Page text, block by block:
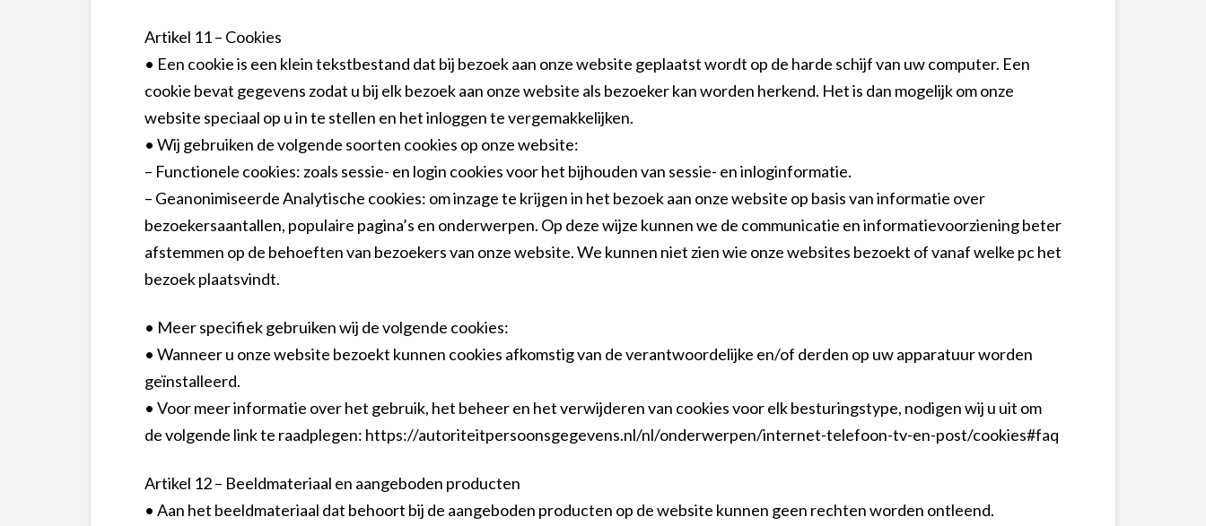
Artikel 11 – Cookies
• Een cookie is een klein tekstbestand dat bij bezoek aan onze website geplaatst wordt op de harde schijf van uw computer. Een
cookie bevat gegevens zodat u bij elk bezoek aan onze website als bezoeker kan worden herkend. Het is dan mogelijk om onze
website speciaal op u in te stellen en het inloggen te vergemakkelijken.
• Wij gebruiken de volgende soorten cookies op onze website:
– Functionele cookies: zoals sessie- en login cookies voor het bijhouden van sessie- en inloginformatie.
– Geanonimiseerde Analytische cookies: om inzage te krijgen in het bezoek aan onze website op basis van informatie over
bezoekersaantallen, populaire pagina’s en onderwerpen. Op deze wijze kunnen we de communicatie en informatievoorziening beter
afstemmen op de behoeften van bezoekers van onze website. We kunnen niet zien wie onze websites bezoekt of vanaf welke pc het
bezoek plaatsvindt.
• Meer specifiek gebruiken wij de volgende cookies:
• Wanneer u onze website bezoekt kunnen cookies afkomstig van de verantwoordelijke en/of derden op uw apparatuur worden
geïnstalleerd.
• Voor meer informatie over het gebruik, het beheer en het verwijderen van cookies voor elk besturingstype, nodigen wij u uit om
de volgende link te raadplegen: https://autoriteitpersoonsgegevens.nl/nl/onderwerpen/internet-telefoon-tv-en-post/cookies#faq
Artikel 12 – Beeldmateriaal en aangeboden producten
• Aan het beeldmateriaal dat behoort bij de aangeboden producten op de website kunnen geen rechten worden ontleend.